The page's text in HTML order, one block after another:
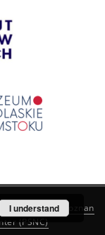
created by
Poznan
(PSNC)
I understand